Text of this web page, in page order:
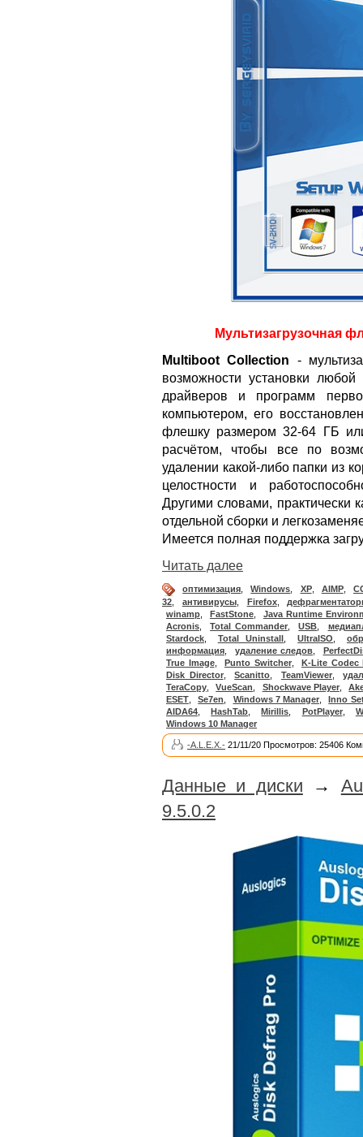
Мультизагрузочная
Multiboot Collection -
возможности установки
драйверов и программ
компьютером, его
флешку размером 32-64 ГБ
расчётом, чтобы все по
удалении какой-либо папки из
целостности и
Другими словами, практически
отдельной сборки и
Имеется полная поддержка
Читать далее
оптимизация Windows XP, AIMP,
32
антивирусы, Firefox,
winamp
FastStone,
Java Runtime
Acronis
Total Commander USB
Stardock
Total Uninstall UltraISO
информация
удаление следов
True Image, Punto Switcher,
K-Lite Codec
Disk Director, Scanitto TeamViewer,
TeraCopy
VueScan Shockwave Player,
ESET
Se7en Windows 7 Manager
Inno
AIDA64
HashTab Mirillis PotPlayer,
Windows 10 Manager
-A.L.E.X.- 21/11/20 Просмотров: 25406
Данные и диски →
9.5.0.2